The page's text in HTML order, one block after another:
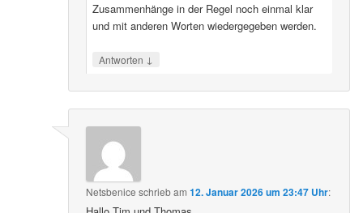
Zusammenhänge in der Regel noch einmal klar
und mit anderen Worten wiedergegeben werden.
Antworten ↓
Netsbenice schriebam12. Januar 2026 um 23:47 Uhr: